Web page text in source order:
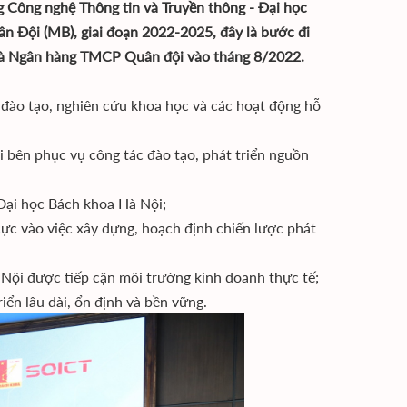
nghệ Thông tin và Truyền thông - Đại học
Đội (MB), giai đoạn 2022-2025, đây là bước đi
hàng TMCP Quân đội vào tháng 8/2022.
tạo, nghiên cứu khoa học và các hoạt động hỗ
phục vụ công tác đào tạo, phát triển nguồn
học Bách khoa Hà Nội;
vào việc xây dựng, hoạch định chiến lược phát
được tiếp cận môi trường kinh doanh thực tế;
lâu dài, ổn định và bền vững.